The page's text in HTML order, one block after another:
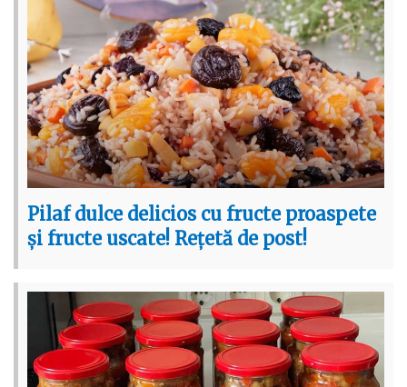
Pilaf dulce delicios cu fructe proaspete
și fructe uscate! Rețetă de post!